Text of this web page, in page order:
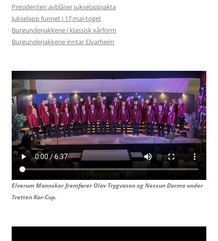
Presidenten avblåser jukselappjakta
Jukselapp funnet i 17.mai-toget
Burgunderjakkene i klassisk vårform
Burgunderjakkene inntar Elvarheim
Elverum Mannskor fremfører Olav Trygvason ogNessun Dorma under
Tretten Kor-Cup.